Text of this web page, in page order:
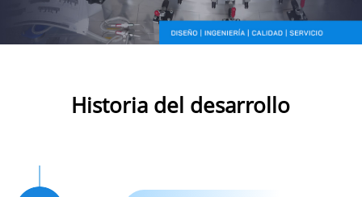
Historia del desarrollo